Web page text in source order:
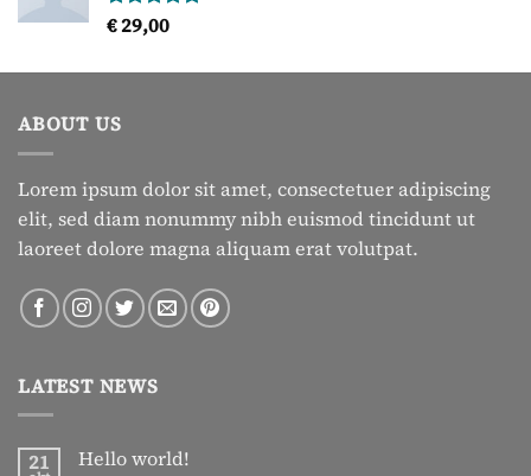
Gewaardeerd
uit 5
€29,00
ABOUT US
Lorem ipsum dolor sit amet, consectetuer adipiscing
elit, sed diam nonummy nibh euismod tincidunt ut
laoreet dolore magna aliquam erat volutpat.
LATEST NEWS
21 Hello world!